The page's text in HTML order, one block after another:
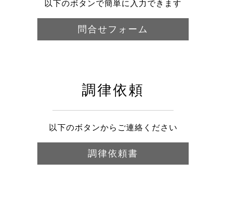
以下のボタンで簡単に入力できます
問合せフォーム
調律依頼
以下のボタンからご連絡ください
調律依頼書